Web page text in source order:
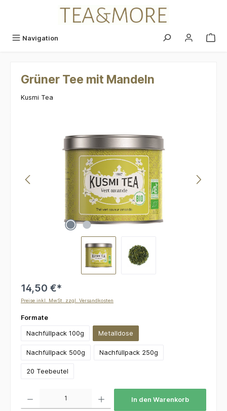
Navigation
Grüner Tee mit Mandeln
Kusmi Tea
14,50 €*
Preise inkl. MwSt. zzgl. Versandkosten
Formateauswählen
Nachfüllpack 100g Metalldose
Nachfüllpack 500g Nachfüllpack 250g
20 Teebeutel
In den Warenkorb